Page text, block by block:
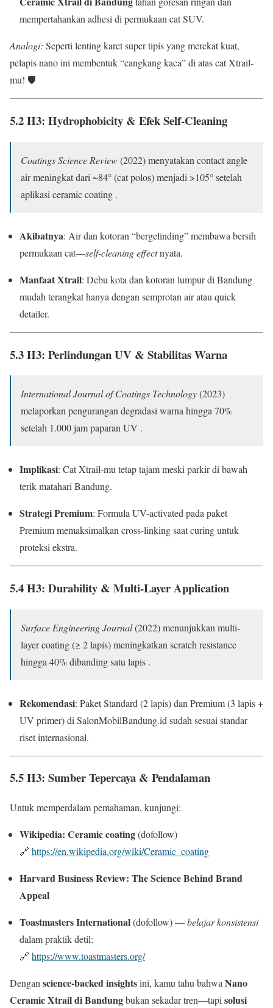
mempertahankan adhesi di permukaan cat SUV.
Analogi: Seperti lenting karet super tipis yang merekat kuat,
pelapis nano ini membentuk “cangkang kaca” di atas cat Xtrail-
mu! 🛡️
5.2 H3: Hydrophobicity & Efek Self-Cleaning
Coatings Science Review(2022) menyatakan contact angle
air meningkat dari ~84° (cat polos) menjadi >105° setelah
aplikasi ceramic coating .
Akibatnya: Air dan kotoran “bergelinding” membawa bersih
permukaan cat—self-cleaning effectnyata.
Manfaat Xtrail: Debu kota dan kotoran lumpur di Bandung
mudah terangkat hanya dengan semprotan air atau quick
detailer.
5.3 H3: Perlindungan UV & Stabilitas Warna
International Journal of Coatings Technology(2023)
melaporkan pengurangan degradasi warna hingga 70%
setelah 1.000 jam paparan UV .
Implikasi: Cat Xtrail-mu tetap tajam meski parkir di bawah
terik matahari Bandung.
Strategi Premium: Formula UV-activated pada paket
Premium memaksimalkan cross-linking saat curing untuk
proteksi ekstra.
5.4 H3: Durability & Multi-Layer Application
Surface Engineering Journal(2022) menunjukkan multi-
layer coating (≥ 2 lapis) meningkatkan scratch resistance
hingga 40% dibanding satu lapis .
Rekomendasi: Paket Standard (2 lapis) dan Premium (3 lapis +
UV primer) di SalonMobilBandung.id sudah sesuai standar
riset internasional.
5.5 H3: Sumber Tepercaya & Pendalaman
Untuk memperdalam pemahaman, kunjungi:
Wikipedia: Ceramic coating(dofollow)
🔗 https://en.wikipedia.org/wiki/Ceramic_coating
Harvard Business Review: The Science Behind Brand
Appeal
Toastmasters International(dofollow) —belajar konsistensi
dalam praktik detil:
🔗 https://www.toastmasters.org/
Denganscience-backed insightsini, kamu tahu bahwaNano
Ceramic Xtrail di Bandungbukan sekadar tren—tapisolusi